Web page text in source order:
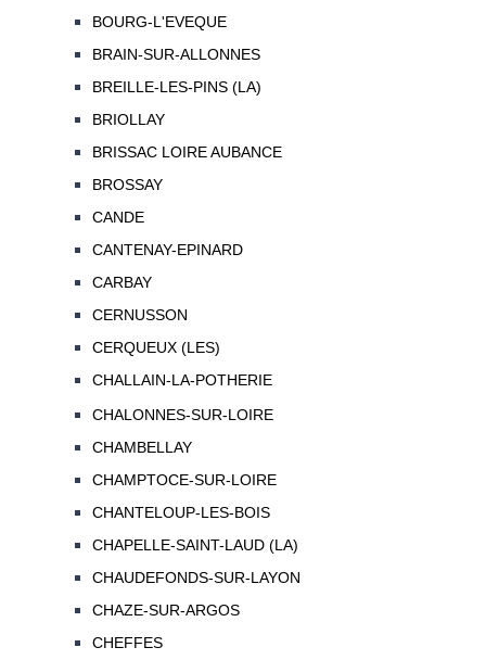
BOURG-L'EVEQUE
BRAIN-SUR-ALLONNES
BREILLE-LES-PINS (LA)
BRIOLLAY
BRISSAC LOIRE AUBANCE
BROSSAY
CANDE
CANTENAY-EPINARD
CARBAY
CERNUSSON
CERQUEUX (LES)
CHALLAIN-LA-POTHERIE
CHALONNES-SUR-LOIRE
CHAMBELLAY
CHAMPTOCE-SUR-LOIRE
CHANTELOUP-LES-BOIS
CHAPELLE-SAINT-LAUD (LA)
CHAUDEFONDS-SUR-LAYON
CHAZE-SUR-ARGOS
CHEFFES